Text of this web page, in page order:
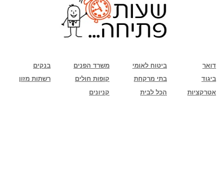
בנקים משרד הפנים ביטוח לאומי
דואר
רשתות מזון
קופות חולים בתי מרקחת
ביגוד
קניונים
הכל לבית אטרקציות